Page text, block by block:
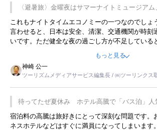
〈避暑旅〉金曜夜はサマーナイトミュージア
これもナイトタイムエコノミーの一つなのでしょ
言わせると、日本は安全、清潔、交通機関が時刻
いです。ただ健全な夜の過ごし方が不足している
ような意味で、金曜夜にこのようなイベントが行
限らず外国人にとっても楽しみが増えるでしょう
もっと見る
神崎 公一
ツーリズムメディアサービス編集長 / ㈱ツーリンクス
待ってたぜ夏休み ホテル高騰で「バス泊」人
宿泊料の高騰は旅好きにとって深刻な問題です。
ネスホテルなどはすぐに満員になってしまいます